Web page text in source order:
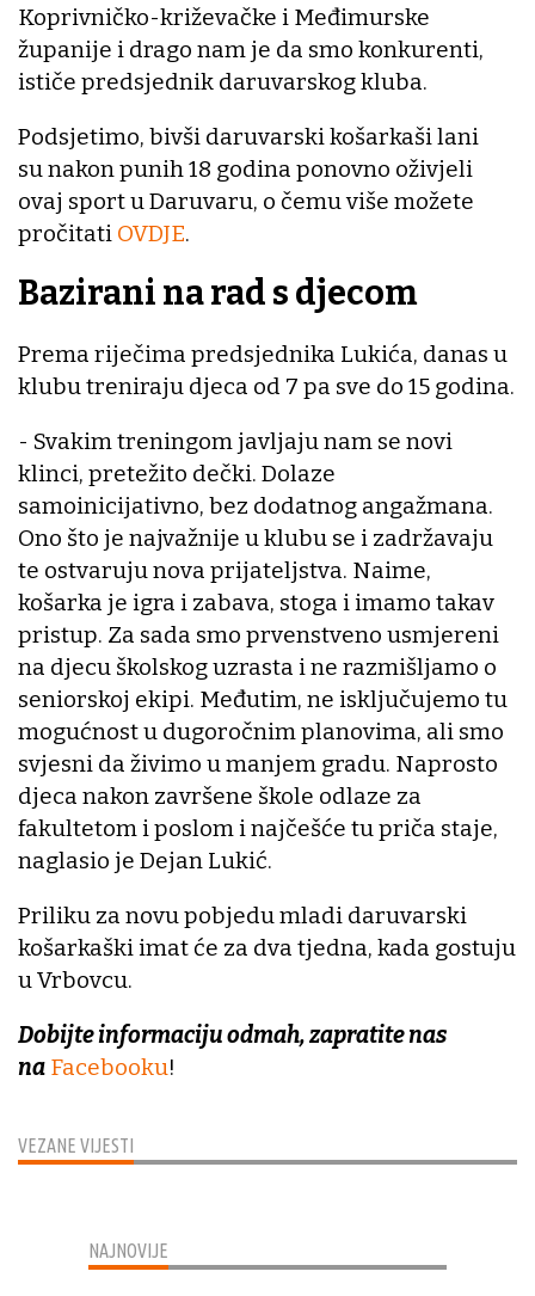
VEZANE VIJESTI
Koprivničko-križevačke i Međimurske
županije i drago nam je da smo konkurenti,
ističe predsjednik daruvarskog kluba.
Podsjetimo, bivši daruvarski košarkaši lani
su nakon punih 18 godina ponovno oživjeli
ovaj sport u Daruvaru, o čemu više možete
pročitati OVDJE.
Bazirani na rad s djecom
Prema riječima predsjednika Lukića, danas u
klubu treniraju djeca od 7 pa sve do 15 godina.
- Svakim treningom javljaju nam se novi
klinci, pretežito dečki. Dolaze
samoinicijativno, bez dodatnog angažmana.
Ono što je najvažnije u klubu se i zadržavaju
te ostvaruju nova prijateljstva. Naime,
košarka je igra i zabava, stoga i imamo takav
pristup. Za sada smo prvenstveno usmjereni
na djecu školskog uzrasta i ne razmišljamo o
seniorskoj ekipi. Međutim, ne isključujemo tu
mogućnost u dugoročnim planovima, ali smo
svjesni da živimo u manjem gradu. Naprosto
djeca nakon završene škole odlaze za
fakultetom i poslom i najčešće tu priča staje,
naglasio je Dejan Lukić.
Priliku za novu pobjedu mladi daruvarski
košarkaški imat će za dva tjedna, kada gostuju
u Vrbovcu.
Dobijte informaciju odmah, zapratite nas
na Facebooku!
NAJNOVIJE